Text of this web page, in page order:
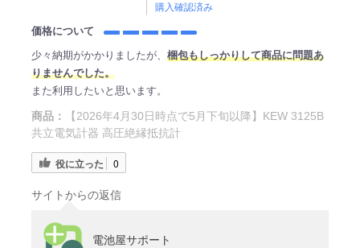
購入確認済み
価格について
少々納期がかかりましたが、 梱包もしっかりして商品に問題あ
りませんでした。
また利用したいと思います。
商品：
【2026年4月30日時点で5月下旬以降】KEW 3125B
共立電気計器 高圧絶縁抵抗計
役に立った 0
サイトからの返信
電池屋サポート